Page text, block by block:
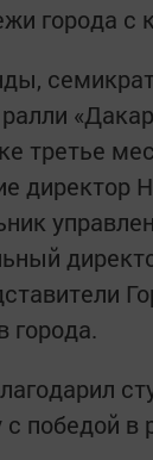
города
третье
директор
города.
победой в